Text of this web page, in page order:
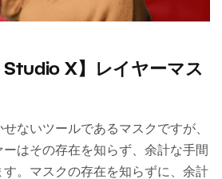
Studio X】レイヤーマス
ないツールであるマスクですが、
はその存在を知らず、余計な手間
す。マスクの存在を知らずに、余計